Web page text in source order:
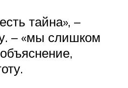
тайна», –
– «мы слишком